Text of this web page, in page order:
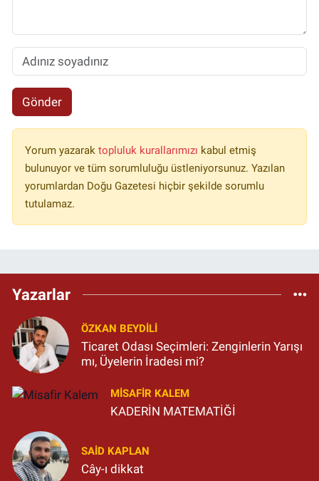
Gönder
Yorum yazarak topluluk kurallarımızı kabul etmiş
bulunuyor ve tüm sorumluluğu üstleniyorsunuz. Yazılan
yorumlardan Doğu Gazetesi hiçbir şekilde sorumlu
tutulamaz.
Yazarlar
ÖZKAN BEYDİLİ
Ticaret Odası Seçimleri: Zenginlerin Yarışı
mı, Üyelerin İradesi mi?
MISAFIR KALEM
KADERİN MATEMATİĞİ
SAID KAPLAN
Cây-ı dikkat